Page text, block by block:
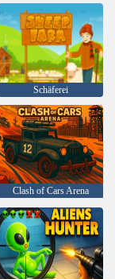
Schäferei
Clash of Cars Arena